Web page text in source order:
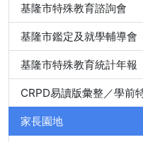
基隆市特殊教育諮詢會
基隆市鑑定及就學輔導會
基隆市特殊教育統計年報
CRPD易讀版彙整／學前
家長園地